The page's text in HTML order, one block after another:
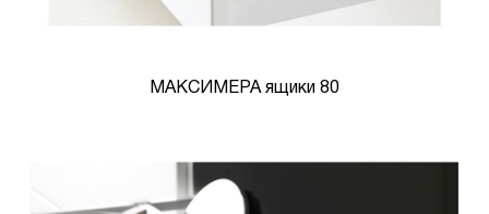
МАКСИМЕРА ящики 80